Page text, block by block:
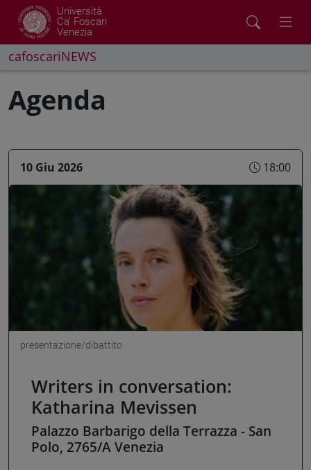
Università
Ca' Foscari
Venezia
cafoscariNEWS
Agenda
10 Giu 2026 18:00
presentazione/dibattito
Writers in conversation:
Katharina Mevissen
Palazzo Barbarigo della Terrazza - San
Polo, 2765/A Venezia